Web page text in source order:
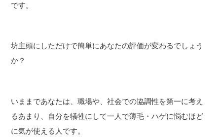
です。
坊主頭にしただけで簡単にあなたの評価が変わるでしょう
か？
いままであなたは、職場や、社会での協調性を第一に考え
るあまり、自分を犠牲にして一人で薄毛・ハゲに悩むほど
に気が使える人です。